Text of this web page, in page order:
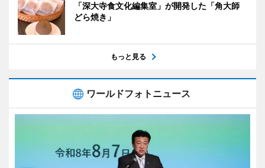
「深大寺食文化編集室」が開発した「角大師
どら焼き」
もっと見る
ワールドフォトニュース